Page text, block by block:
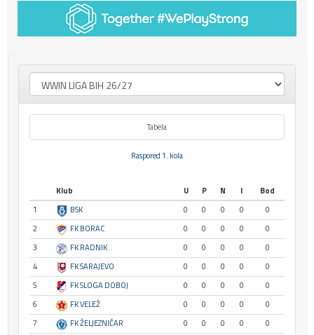
Tabela
Raspored 1. kola
Klub U P N I
Bod
1
BSK 0 0 0 0
0
2
FK BORAC 0 0 0 0
0
3
FK RADNIK 0 0 0 0
0
4
FK SARAJEVO 0 0 0 0
0
5
FK SLOGA DOBOJ 0 0 0 0
0
6
FK VELEŽ 0 0 0 0
0
7
FK ŽELJEZNIČAR 0 0 0 0
0